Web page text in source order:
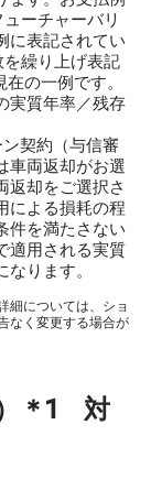
ーチャーバリ
に表記されてい
繰り上げ表記
の一例です。
実質年率／残存
契約（与信審
車両返却がお選
返却をご選択さ
による損耗の程
件を満たさない
適用される実質
ります。
細については、ショ
なく変更する場合が
＊1 対